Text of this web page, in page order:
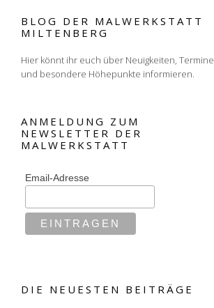
BLOG DER MALWERKSTATT
MILTENBERG
Hier könnt ihr euch über Neuigkeiten, Termine
und besondere Höhepunkte informieren.
ANMELDUNG ZUM
NEWSLETTER DER
MALWERKSTATT
Email-Adresse
DIE NEUESTEN BEITRÄGE